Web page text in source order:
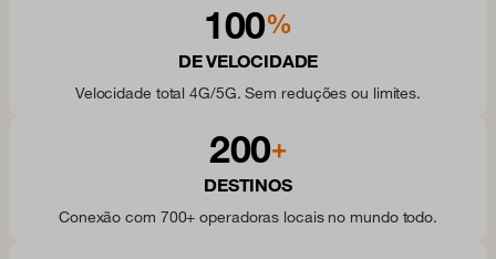
100%
DE VELOCIDADE
Velocidade total 4G/5G. Sem reduções ou limites.
200+
DESTINOS
Conexão com 700+ operadoras locais no mundo todo.